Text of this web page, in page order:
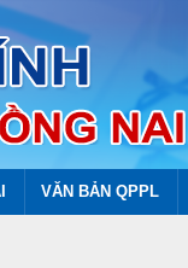
VĂN BẢN QPPL